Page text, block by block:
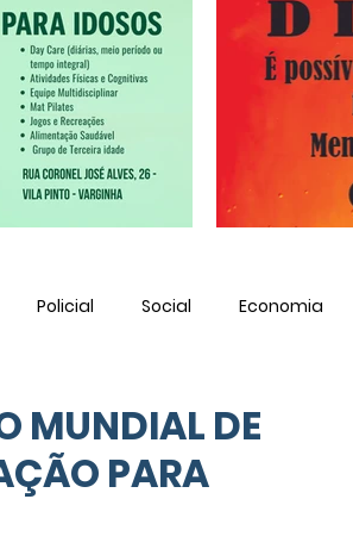
Policial Social Economia
MUNDIAL DE
PARA